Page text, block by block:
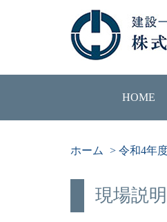
HOME
ホーム > 令和4年
現場説明